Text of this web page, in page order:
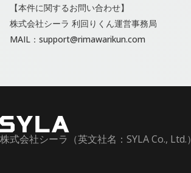
【本件に関するお問い合わせ】
株式会社シーラ 利回りくん運営事務局
MAIL：support@rimawarikun.com
株式会社シーラ（英文社名：SYLA Co., Ltd.）